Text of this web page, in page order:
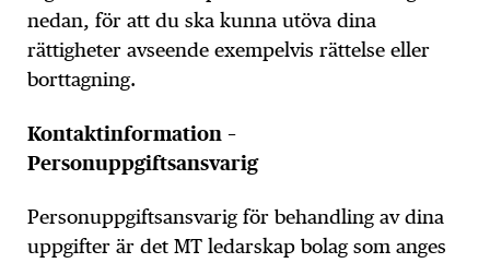
nedan, för att du ska kunna utöva dina
rättigheter avseende exempelvis rättelse eller
borttagning.
Kontaktinformation –
Personuppgiftsansvarig
Personuppgiftsansvarig för behandling av dina
uppgifter är det MT ledarskap bolag som anges